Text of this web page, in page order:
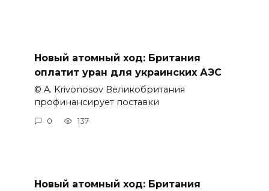
Новый атомный ход: Британия
оплатит уран для украинских АЭС
© A. Krivonosov Великобритания
профинансирует поставки
0 137
Новый атомный ход: Британия